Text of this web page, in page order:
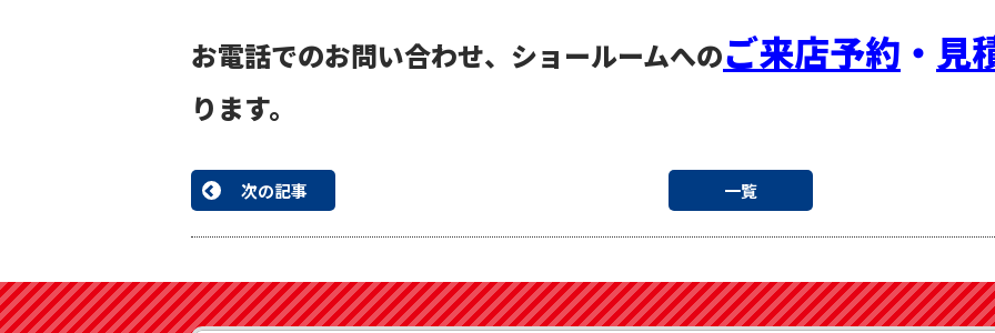
お電話でのお問い合わせ、ショールームへのご来店予約 ・ 見
ります。
次の記事 一覧